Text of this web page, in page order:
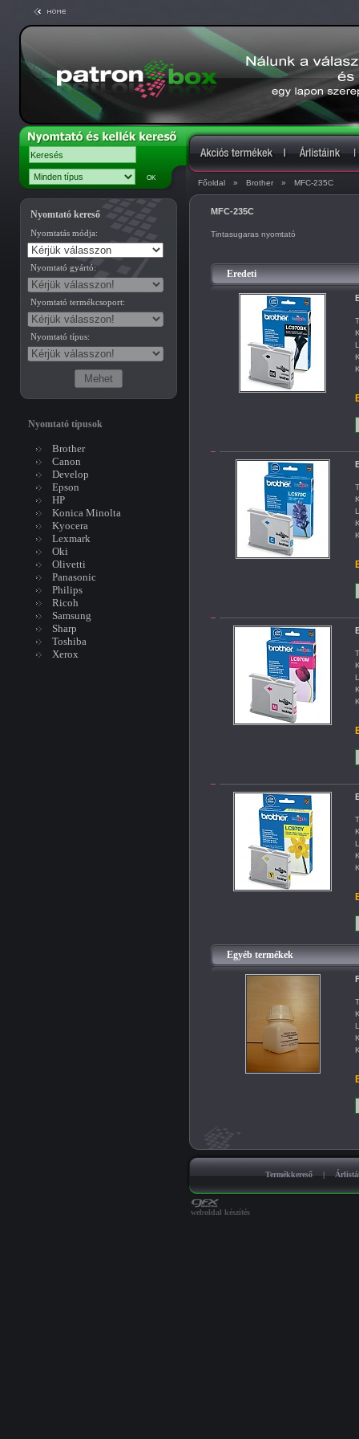
Főoldal » Brother » MFC-235C
Nyomtató kereső
Nyomtatás módja:
Nyomtató gyártó:
Nyomtató termékcsoport:
Nyomtató típus:
Nyomtató típusok
Brother
Canon
Develop
Epson
HP
Konica Minolta
Kyocera
Lexmark
Oki
Olivetti
Panasonic
Philips
Ricoh
Samsung
Sharp
Toshiba
Xerox
MFC-235C
Tintasugaras nyomtató
Eredeti
Egyéb termékek
Termékkereső |
weboldal készítés